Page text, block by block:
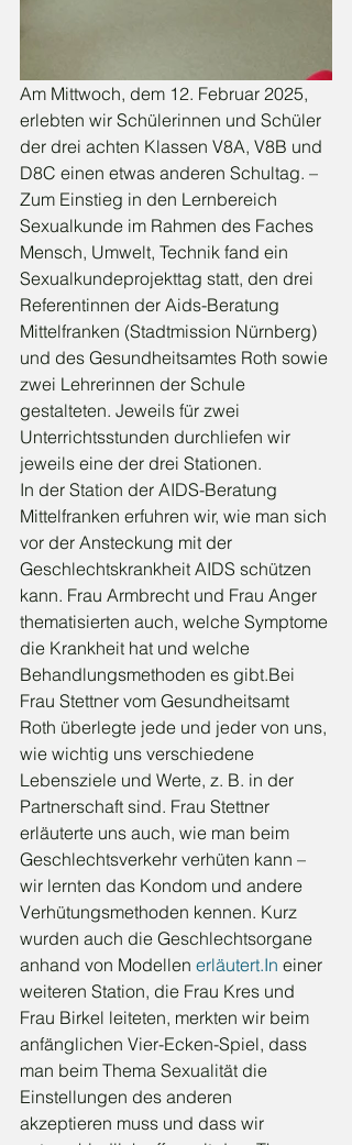
Am Mittwoch, dem 12. Februar 2025,
erlebten wir Schülerinnen und Schüler
der drei achten Klassen V8A, V8B und
D8C einen etwas anderen Schultag. –
Zum Einstieg in den Lernbereich
Sexualkunde im Rahmen des Faches
Mensch, Umwelt, Technik fand ein
Sexualkundeprojekttag statt, den drei
Referentinnen der Aids-Beratung
Mittelfranken (Stadtmission Nürnberg)
und des Gesundheitsamtes Roth sowie
zwei Lehrerinnen der Schule
gestalteten. Jeweils für zwei
Unterrichtsstunden durchliefen wir
jeweils eine der drei Stationen.
In der Station der AIDS-Beratung
Mittelfranken erfuhren wir, wie man sich
vor der Ansteckung mit der
Geschlechtskrankheit AIDS schützen
kann. Frau Armbrecht und Frau Anger
thematisierten auch, welche Symptome
die Krankheit hat und welche
Behandlungsmethoden es gibt.Bei
Frau Stettner vom Gesundheitsamt
Roth überlegte jede und jeder von uns,
wie wichtig uns verschiedene
Lebensziele und Werte, z. B. in der
Partnerschaft sind. Frau Stettner
erläuterte uns auch, wie man beim
Geschlechtsverkehr verhüten kann –
wir lernten das Kondom und andere
Verhütungsmethoden kennen. Kurz
wurden auch die Geschlechtsorgane
anhand von Modellen erläutert.In einer
weiteren Station, die Frau Kres und
Frau Birkel leiteten, merkten wir beim
anfänglichen Vier-Ecken-Spiel, dass
man beim Thema Sexualität die
Einstellungen des anderen
akzeptieren muss und dass wir